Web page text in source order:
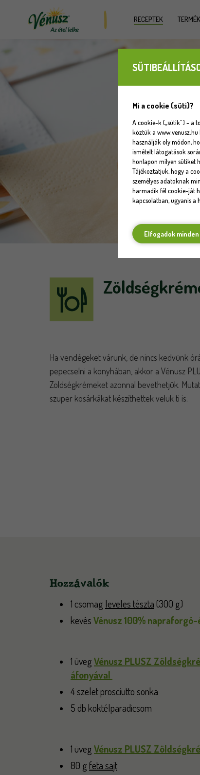
Mi a cookie (süti)?
A cookie-k („sütik”) - a
köztük a
használják oly módon,
ismételt látogatások
honlapon milyen sütiket
Tájékoztatjuk, hogy a
személyes adatoknak
harmadik fél cookie-ját
kapcsolatban, ugyanis a
Elfogadok
RECEPTEK
Ha vendégeket várunk, de nincs kedvünk
pepecselni a konyhában, akkor a Vénusz
Zöldségkrémeket azonnal bevethetjük.
szuper kosárkákat készíthettek velük ti is.
Hozzávalók
1 csomag leveles tészta (300 g)
kevésVénusz 100%
1 üvegVénusz PLUSZ
áfonyával
4 szelet prosciutto sonka
5 db koktélparadicsom
1 üvegVénusz PLUSZ
80 g feta sajt